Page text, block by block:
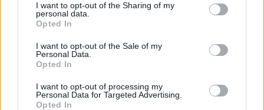
I want to opt-out of the Sharing of my
personal data.
Opted In
I want to opt-out of the Sale of my
Personal Data.
Opted In
I want to opt-out of processing my
Personal Data for Targeted Advertising.
Opted In